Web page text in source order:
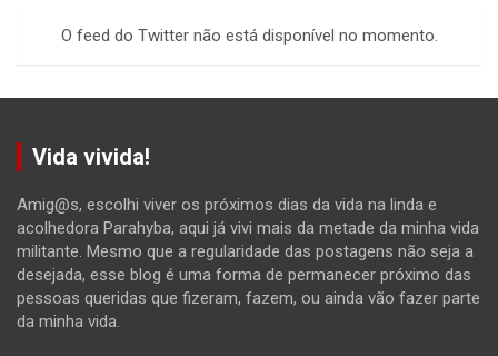
O feed do Twitter não está disponível no momento.
Vida vivida!
Amig@s, escolhi viver os próximos dias da vida na linda e
acolhedora Parahyba, aqui já vivi mais da metade da minha vida
militante. Mesmo que a regularidade das postagens não seja a
desejada, esse blog é uma forma de permanecer próximo das
pessoas queridas que fizeram, fazem, ou ainda vão fazer parte
da minha vida.